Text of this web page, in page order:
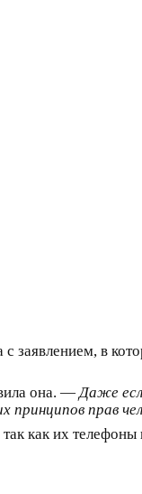
с заявлением, в
она. —Даже
принципов прав
как их телефоны